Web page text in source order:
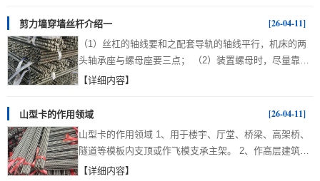
杆能够降低费用预算、节省成本费。拆卸外杆可以应用气
动工具拆卸，且都不容易导致内杆松脱，拆卸后的墙感
受...
是那种，比如咱们说的T3扣，T4扣，T6扣等。 3、还有
比较便宜的话，选择使用六角螺母，如果想安全一些选择
山型母。 穿墙丝杆螺母生产工艺：有铸铁的，有冷镦
的。像铸铁螺母，圆盘螺母，加长螺母等不是很常用，但
重庆恒迅物资有限公司(Tel:18581112355)一个专注于生产
建筑木工配...
剪力墙穿墙丝杆介绍一 [26-04-11]
（1）丝杠的轴线要和之配套导轨的轴线平行，机床的两
头轴承座与螺母座要三点； （2）装置螺母时，尽量靠近
支撑轴承； （3）一起装置支撑轴承时，尽量靠近螺母装
（5）辅助套在运用中要靠紧丝杠螺纹轴肩； （6）卸装
理介绍建筑工程施工的过程需要一种工种，叫做木工，俗
话叫做木匠。在搭建模板的时候木匠穿墙罗杆需要用到，
用来加固模板，控制墙体厚度，防止模板爆模。施工的过
【详细内容】
山型卡的作用领域 [26-04-11]
山型卡的作用领域 1、用于楼宇、厅堂、桥梁、高架桥、
隧道等模板内支顶或作飞模支承主架。 2、作高层建筑的
内外排栅脚手架。 3、用于机电安装、船体修造及其它装
【详细内容】